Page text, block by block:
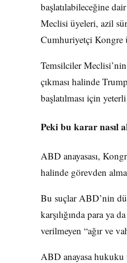
başlatılabileceğine
Meclisi üyeleri, azil
Cumhuriyetçi Kongre
Temsilciler
çıkması halinde
başlatılması için
Peki bu karar nasıl
ABD anayasası,
halinde görevden
Bu suçlar ABD’nin
karşılığında para ya
verilmeyen “ağır ve
ABD anayasa hukuku